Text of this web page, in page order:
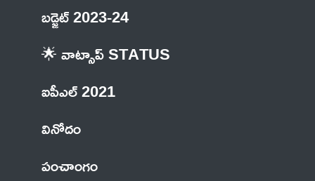
బడ్జెట్ 2023-24
🌟 వాట్సాప్ STATUS
ఐపీఎల్ 2021
వినోదం
పంచాంగం